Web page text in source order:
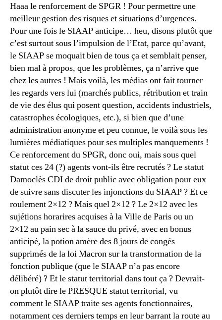
Haaa le renforcement de SPGR ! Pour permettre une
meilleur gestion des risques et situations d’urgences.
Pour une fois le SIAAP anticipe… heu, disons plutôt que
c’est surtout sous l’impulsion de l’Etat, parce qu’avant,
le SIAAP se moquait bien de tous ça et semblait penser,
bien mal à propos, que les problèmes, ça n’arrive que
chez les autres ! Mais voilà, les médias ont fait tourner
les regards vers lui (marchés publics, rétribution et train
de vie des élus qui posent question, accidents industriels,
catastrophes écologiques, etc.), si bien que d’une
administration anonyme et peu connue, le voilà sous les
lumières médiatiques pour ses multiples manquements !
Ce renforcement du SPGR, donc oui, mais sous quel
statut ces 24 (?) agents vont-ils être recrutés ? Le statut
Damoclès CDI de droit public avec obligation pour eux
de suivre sans discuter les injonctions du SIAAP ? Et ce
roulement 2×12 ? Mais quel 2×12 ? Le 2×12 avec les
sujétions horarires acquises à la Ville de Paris ou un
2×12 au pain sec à la sauce du privé, avec en bonus
anticipé, la potion amère des 8 jours de congés
supprimés de la loi Macron sur la transformation de la
fonction publique (que le SIAAP n’a pas encore
délibéré) ? Et le statut territorial dans tout ça ? Devrait-
on plutôt dire le PRESQUE statut territorial, vu
comment le SIAAP traite ses agents fonctionnaires,
notamment ces derniers temps en leur barrant la route au